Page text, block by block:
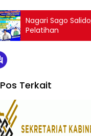
Nagari Sago Salido,
Pelatihan
Pos Terkait